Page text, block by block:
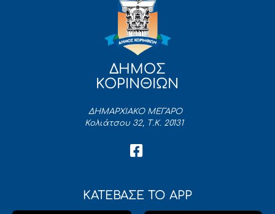
ΔΗΜΟΣ
ΚΟΡΙΝΘΙΩΝ
ΔΗΜΑΡΧΙΑΚΟ ΜΕΓΑΡΟ
Κολιάτσου 32, Τ.Κ. 20131
ΚΑΤΕΒΑΣΕ ΤΟ APP